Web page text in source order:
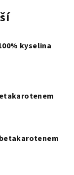
kyselina
betakarotenem